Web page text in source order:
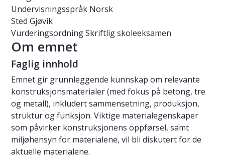
Undervisningsspråk Norsk
Sted Gjøvik
VurderingsordningSkriftlig skoleeksamen
Om emnet
Faglig innhold
Emnet gir grunnleggende kunnskap om relevante
konstruksjonsmaterialer (med fokus på betong, tre
og metall), inkludert sammensetning, produksjon,
struktur og funksjon. Viktige materialegenskaper
som påvirker konstruksjonens oppførsel, samt
miljøhensyn for materialene, vil bli diskutert for de
aktuelle materialene.